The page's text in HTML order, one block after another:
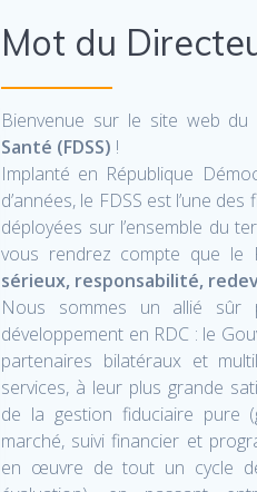
Mot du
Bienvenue sur le site web du
Santé (FDSS) !
Implanté en République
d’années, le FDSS est l’une
déployées sur l’ensemble du
vous rendrez compte que le
sérieux, responsabilité,
Nous sommes un allié
développement en RDC : le
partenaires bilatéraux et
services, à leur plus grande
de la gestion fiduciaire pure
marché, suivi financier et
en œuvre de tout un cycle